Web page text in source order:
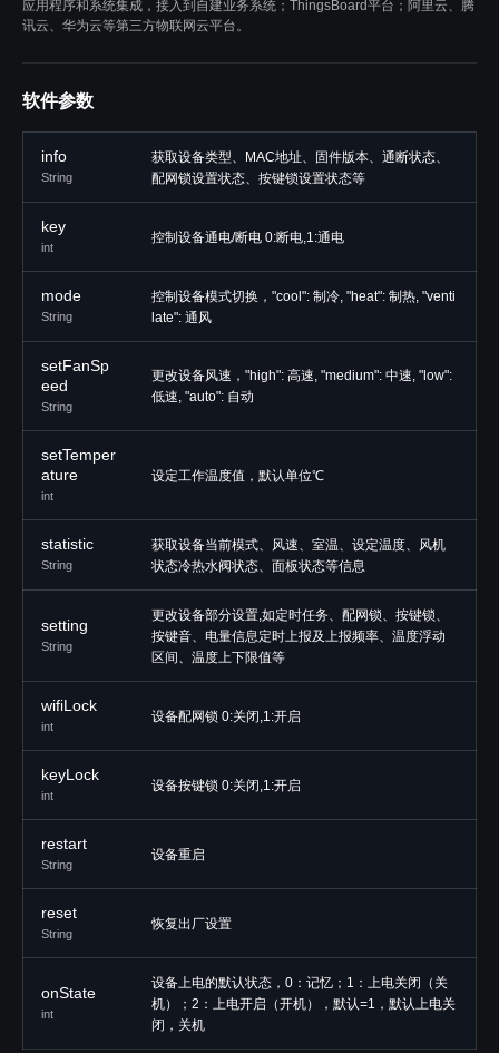
应用程序和系统集成，接入到自建业务系统；ThingsBoard平台；阿里云、腾
讯云、华为云等第三方物联网云平台。
软件参数
info
String
获取设备类型、MAC地址、固件版本、通断状态、
配网锁设置状态、按键锁设置状态等
key
int
控制设备通电/断电 0:断电,1:通电
mode
String
控制设备模式切换，"cool": 制冷, "heat": 制热, "venti
late": 通风
setFanSp
eed
String
更改设备风速，"high": 高速, "medium": 中速, "low":
低速, "auto": 自动
setTemper
ature
int
设定工作温度值，默认单位℃
statistic
String
获取设备当前模式、风速、室温、设定温度、风机
状态冷热水阀状态、面板状态等信息
setting
String
更改设备部分设置,如定时任务、配网锁、按键锁、
按键音、电量信息定时上报及上报频率、温度浮动
区间、温度上下限值等
wifiLock
int
设备配网锁 0:关闭,1:开启
keyLock
int
设备按键锁 0:关闭,1:开启
restart
String
设备重启
reset
String
恢复出厂设置
onState
int
设备上电的默认状态，0：记忆；1：上电关闭（关
机）；2：上电开启（开机），默认=1，默认上电关
闭，关机